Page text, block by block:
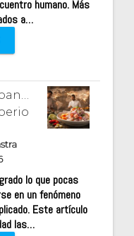
humano. Más
a…
lo que pocas
en un fenómeno
Este artículo
las…